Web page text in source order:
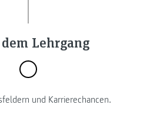
Lehrgang
und Karrierechancen.